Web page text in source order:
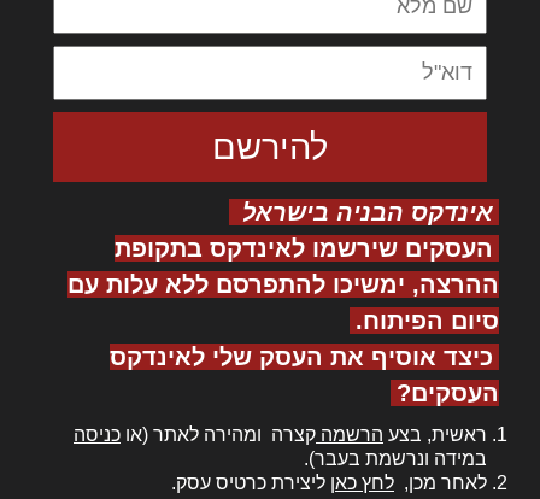
אינדקס הבניה בישראל
העסקים שירשמו לאינדקס בתקופת
ההרצה, ימשיכו להתפרסם ללא עלות עם
סיום הפיתוח.
כיצד אוסיף את העסק שלי לאינדקס
העסקים?
ראשית, בצע הרשמה קצרה ומהירה לאתר (או כניסה
במידה ונרשמת בעבר).
לאחר מכן, לחץ כאן ליצירת כרטיס עסק.